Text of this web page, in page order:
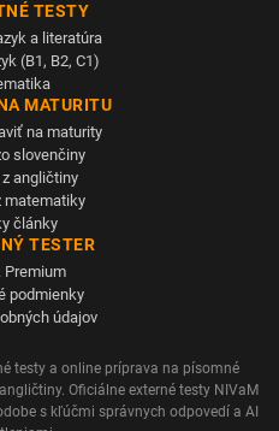
TESTY
a literatúra
(B1, B2, C1)
MATURITU
na maturity
slovenčiny
angličtiny
matematiky
články
TESTER
Premium
podmienky
údajov
testy a online príprava na písomné
Oficiálne externé testy NIVaM
s kľúčmi správnych odpovedí a AI